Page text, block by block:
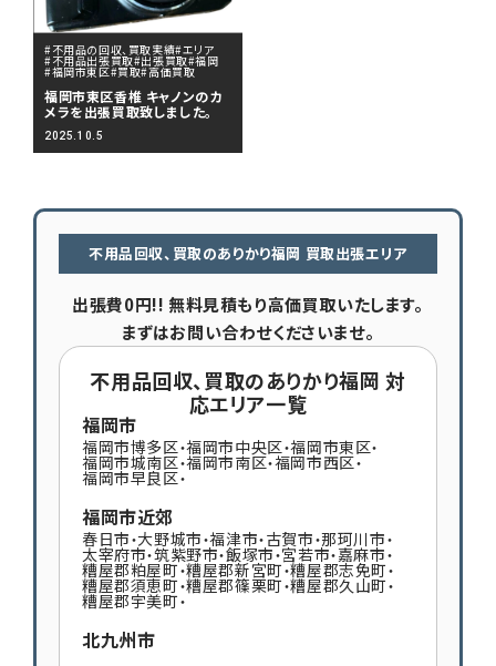
#不用品の回収、買取実績#エリア
#不用品出張買取#出張買取#福岡
#福岡市東区#買取#高価買取
福岡市東区香椎 キャノンのカ
メラを出張買取致しました。
2025.10.5
不用品回収、買取のありかり福岡 買取出張エリア
出張費0円!! 無料見積もり高価買取いたします。
まずはお問い合わせくださいませ。
不用品回収、買取のありかり福岡 対
応エリア一覧
福岡市
福岡市博多区・福岡市中央区・福岡市東区・
福岡市城南区・福岡市南区・福岡市西区・
福岡市早良区・
福岡市近郊
春日市・大野城市・福津市・古賀市・那珂川市・
太宰府市・筑紫野市・飯塚市・宮若市・嘉麻市・
糟屋郡粕屋町・糟屋郡新宮町・糟屋郡志免町・
糟屋郡須恵町・糟屋郡篠栗町・糟屋郡久山町・
糟屋郡宇美町・
北九州市